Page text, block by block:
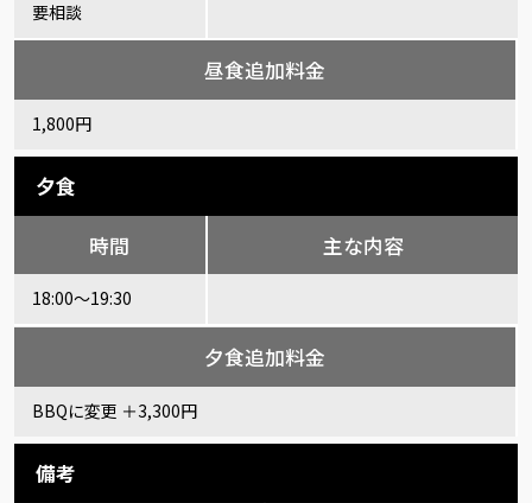
要相談
昼食追加料金
1,800円
夕食
時間
18:00～19:30
主な内容
夕食追加料金
BBQに変更 ＋3,300円
備考